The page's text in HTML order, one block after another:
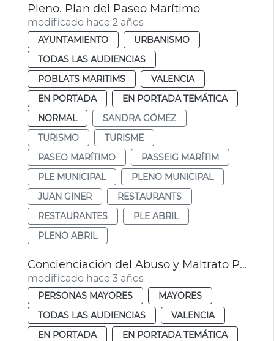
Pleno. Plan del Paseo Marítimo
modificado hace 2 años
AYUNTAMIENTO
URBANISMO
TODAS LAS AUDIENCIAS
POBLATS MARITIMS
VALENCIA
EN PORTADA
EN PORTADA TEMÁTICA
NORMAL
SANDRA GÓMEZ
TURISMO
TURISME
PASEO MARÍTIMO
PASSEIG MARÍTIM
PLE MUNICIPAL
PLENO MUNICIPAL
JUAN GINER
RESTAURANTS
RESTAURANTES
PLE ABRIL
PLENO ABRIL
Concienciación del Abuso y Maltrato Personas Mayores
modificado hace 3 años
PERSONAS MAYORES
MAYORES
TODAS LAS AUDIENCIAS
VALENCIA
EN PORTADA
EN PORTADA TEMÁTICA